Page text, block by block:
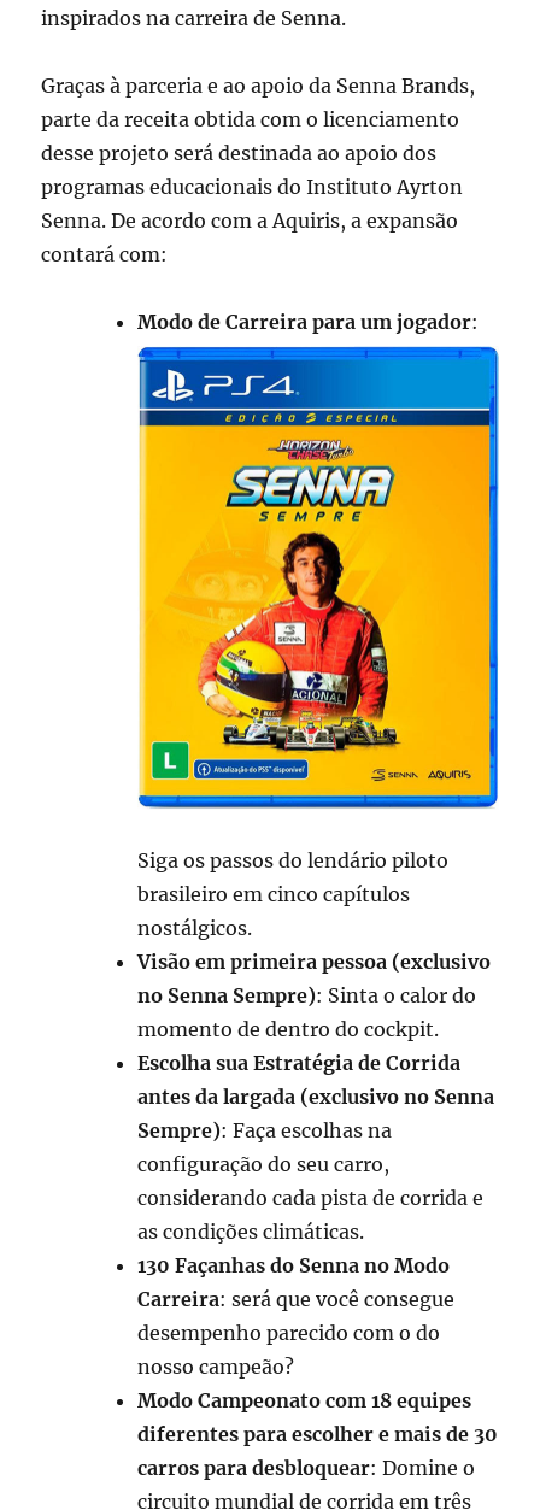
inspirados na carreira de Senna.
Graças à parceria e ao apoio da Senna Brands,
parte da receita obtida com o licenciamento
desse projeto será destinada ao apoio dos
programas educacionais do Instituto Ayrton
Senna. De acordo com a Aquiris, a expansão
contará com:
Modo de Carreira para um jogador:
Siga os passos do lendário piloto
brasileiro em cinco capítulos
nostálgicos.
Visão em primeira pessoa (exclusivo
no Senna Sempre): Sinta o calor do
momento de dentro do cockpit.
Escolha sua Estratégia de Corrida
antes da largada (exclusivo no Senna
Sempre): Faça escolhas na
configuração do seu carro,
considerando cada pista de corrida e
as condições climáticas.
130 Façanhas do Senna no Modo
Carreira: será que você consegue
desempenho parecido com o do
nosso campeão?
Modo Campeonato com 18 equipes
diferentes para escolher e mais de 30
carros para desbloquear: Domine o
circuito mundial de corrida em três